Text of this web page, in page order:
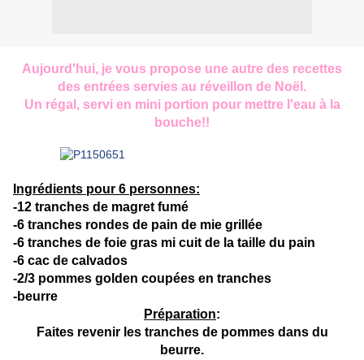
Aujourd'hui, je vous propose une autre des recettes
des entrées servies au réveillon de Noël.
Un régal, servi en mini portion pour mettre l'eau à la
bouche!!
Ingrédients pour 6 personnes:
-12 tranches de magret fumé
-6 tranches rondes de pain de mie grillée
-6 tranches de foie gras mi cuit de la taille du pain
-6 cac de calvados
-2/3 pommes golden coupées en tranches
-beurre
Préparation:
Faites revenir les tranches de pommes dans du
beurre.